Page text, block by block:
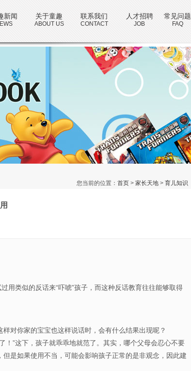
新闻 关于童趣
ABOUT US
联系我们
CONTACT
人才招聘
JOB
常见问题
FAQ
您当前的位置： 首页> 家长天地> 育儿知识
用类似的反话来“吓唬”孩子，而这种反话教育往往能够取得
样对你家的宝宝也这样说话时，会有什么结果出现呢？
”这下，孩子就乖乖地就范了。其实，哪个父母会忍心不要
是如果使用不当，可能会影响孩子正常的是非观念，因此建